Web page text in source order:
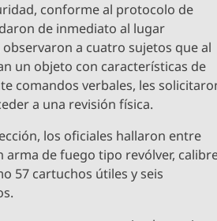
conforme al protocolo de
de inmediato al lugar
observaron a cuatro sujetos que al
un objeto con características de
comandos verbales, les
a una revisión física.
los oficiales hallaron entre
arma de fuego tipo revólver,
57 cartuchos útiles y seis